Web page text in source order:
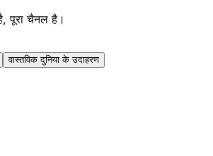
पूरा चैनल है।
वास्तविक दुनिया के उदाहरण